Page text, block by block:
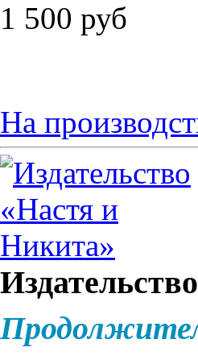
1 500 руб
На